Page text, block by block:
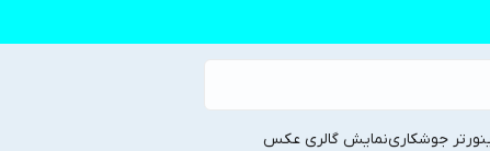
جوشکارینمایش گالری عکس